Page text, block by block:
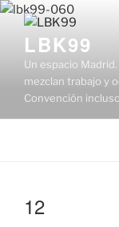
Saltar
contenidoLBK99
Un espacio
mezclan trabajo y
Convención
12